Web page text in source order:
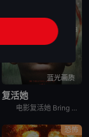
蓝光画质
复活她
电影复活她 Bring Her Back讲述的是：一对兄妹在他们新寄养母亲的偏远住所中，发现了一个可怕的仪式。
恐怖